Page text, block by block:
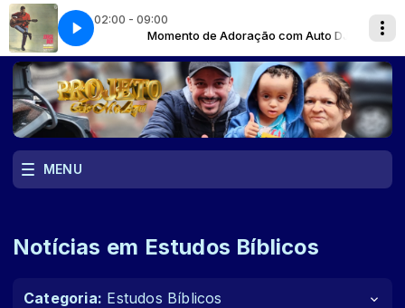
02:00 - 09:00
Auto DJ Momento de Adoração com Auto DJ
Ouvinte Jorge Baterra
MENU
Notícias em Estudos Bíblicos
Categoria: Estudos Bíblicos